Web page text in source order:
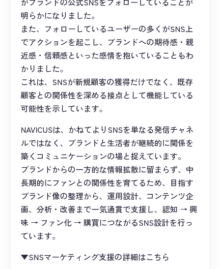
明らかになりました。
また、フォローしているユーザーの多くがSNS上
でアクションを起こし、ブランドへの期待感・親
近感・信頼感といった感情を抱いていることもわ
かりました。
これは、SNSが新規顧客の獲得だけでなく、既存
顧客との関係性を深める接点として機能している
可能性を示しています。
NAVICUSは、かねてよりSNSを単なる発信チャネ
ルではなく、ブランドと生活者が継続的に関係を
築くコミュニケーションの場と捉えています。
ブランドからの一方的な情報拡散に留まらず、中
長期的にファンとの関係性を育てるため、目指す
ブランド像の整理から、運用設計、コンテンツ企
画、分析・改善まで一気通貫で支援し、認知 → 興
味 → ファン化 → 購買につながるSNS設計を行っ
ています。
▼SNSマーケティング支援の詳細はこちら